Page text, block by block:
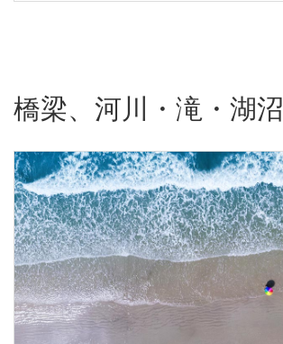
橋梁、河川・滝・湖沼